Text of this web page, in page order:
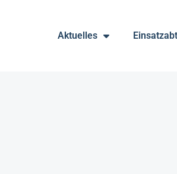
Aktuelles